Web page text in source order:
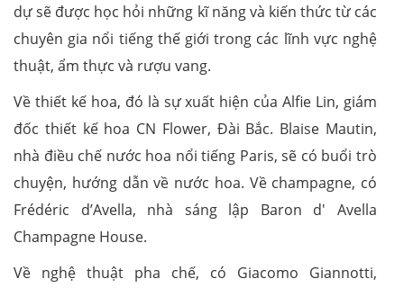
dự sẽ được học hỏi những kĩ năng và kiến thức từ các
chuyên gia nổi tiếng thế giới trong các lĩnh vực nghệ
thuật, ẩm thực và rượu vang.
Về thiết kế hoa, đó là sự xuất hiện của Alfie Lin, giám
đốc thiết kế hoa CN Flower, Đài Bắc. Blaise Mautin,
nhà điều chế nước hoa nổi tiếng Paris, sẽ có buổi trò
chuyện, hướng dẫn về nước hoa. Về champagne, có
Frédéric d’Avella, nhà sáng lập Baron d' Avella
Champagne House.
Về nghệ thuật pha chế, có Giacomo Giannotti,